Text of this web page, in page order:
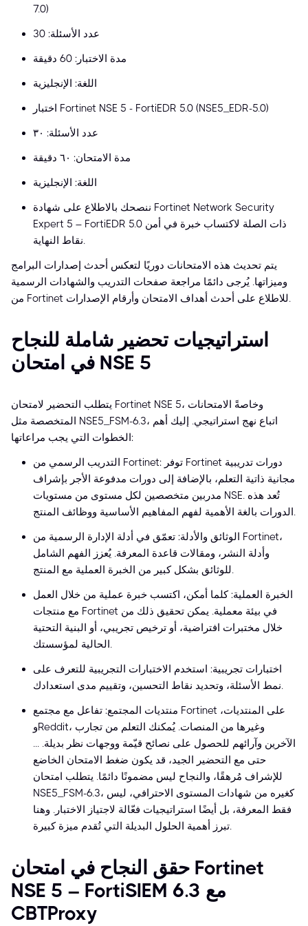
7.0)
عدد الأسئلة: 30
مدة الاختبار: 60 دقيقة
اللغة: الإنجليزية
اختبار Fortinet NSE 5 - FortiEDR 5.0 (NSE5_EDR-5.0)
عدد الأسئلة: ٣٠
مدة الامتحان: ٦٠ دقيقة
اللغة: الإنجليزية
ننصحك بالاطلاع على شهادة Fortinet Network Security
Expert 5 – FortiEDR 5.0 ذات الصلة لاكتساب خبرة في أمن
نقاط النهاية.
يتم تحديث هذه الامتحانات دوريًا لتعكس أحدث إصدارات البرامج
وميزاتها. يُرجى دائمًا مراجعة صفحات التدريب والشهادات الرسمية
من Fortinet للاطلاع على أحدث أهداف الامتحان وأرقام الإصدارات.
استراتيجيات تحضير شاملة للنجاح
في امتحان NSE 5
يتطلب التحضير لامتحان Fortinet NSE 5، وخاصةً الامتحانات
المتخصصة مثل NSE5_FSM-6.3، اتباع نهج استراتيجي. إليك أهم
الخطوات التي يجب مراعاتها:
التدريب الرسمي من Fortinet: توفر Fortinet دورات تدريبية
مجانية ذاتية التعلم، بالإضافة إلى دورات مدفوعة الأجر بإشراف
مدربين متخصصين لكل مستوى من مستويات NSE. تُعد هذه
الدورات بالغة الأهمية لفهم المفاهيم الأساسية ووظائف المنتج.
الوثائق والأدلة: تعمّق في أدلة الإدارة الرسمية من Fortinet،
وأدلة النشر، ومقالات قاعدة المعرفة. يُعزز الفهم الشامل
للوثائق بشكل كبير من الخبرة العملية مع المنتج.
الخبرة العملية: كلما أمكن، اكتسب خبرة عملية من خلال العمل
مع منتجات Fortinet في بيئة معملية. يمكن تحقيق ذلك من
خلال مختبرات افتراضية، أو ترخيص تجريبي، أو البنية التحتية
الحالية لمؤسستك.
اختبارات تجريبية: استخدم الاختبارات التجريبية للتعرف على
نمط الأسئلة، وتحديد نقاط التحسين، وتقييم مدى استعدادك.
منتديات المجتمع: تفاعل مع مجتمع Fortinet على المنتديات،
وReddit، وغيرها من المنصات. يُمكنك التعلم من تجارب
الآخرين وآرائهم للحصول على نصائح قيّمة ووجهات نظر بديلة. ...
حتى مع التحضير الجيد، قد يكون ضغط الامتحان الخاضع
للإشراف مُرهقًا، والنجاح ليس مضمونًا دائمًا. يتطلب امتحان
NSE5_FSM-6.3، كغيره من شهادات المستوى الاحترافي، ليس
فقط المعرفة، بل أيضًا استراتيجيات فعّالة لاجتياز الاختبار. وهنا
تبرز أهمية الحلول البديلة التي تُقدم ميزة كبيرة.
حقق النجاح في امتحان Fortinet
NSE 5 – FortiSIEM 6.3 مع
CBTProxy